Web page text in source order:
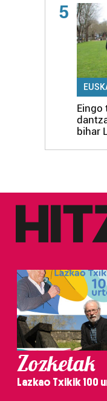
5
Eingo
bihar
Zozketak
Lazkao Txikik 100